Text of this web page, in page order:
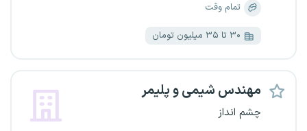
تمام وقت
۳۰ تا ۳۵ میلیون تومان
مهندس شیمی و پلیمر
چشم انداز